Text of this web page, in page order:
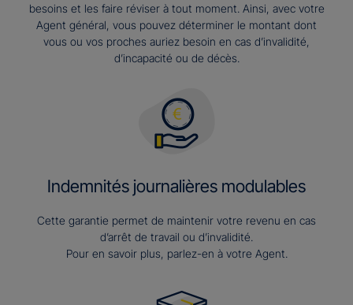
besoins et les faire réviser à tout moment. Ainsi, avec votre
Agent général, vous pouvez déterminer le montant dont
vous ou vos proches auriez besoin en cas d’invalidité,
d’incapacité ou de décès.
Indemnités journalières modulables
Cette garantie permet de maintenir votre revenu en cas
d’arrêt de travail ou d’invalidité.
Pour en savoir plus, parlez-en à votre Agent.